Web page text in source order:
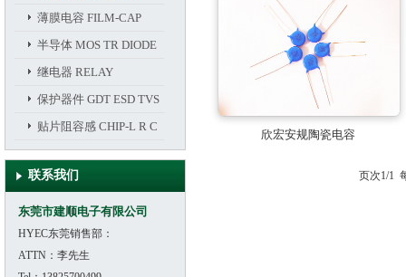
薄膜电容 FILM-CAP
半导体 MOS TR DIODE
继电器 RELAY
保护器件 GDT ESD TVS
贴片阻容感 CHIP-L R C
联系我们
东莞市建顺电子有限公司
HYEC东莞销售部：
ATTN：李先生
欣宏安规陶瓷电容
页次1/1